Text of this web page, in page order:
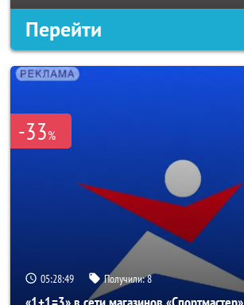
Перейти
-33%
05:28:46 Получили:8